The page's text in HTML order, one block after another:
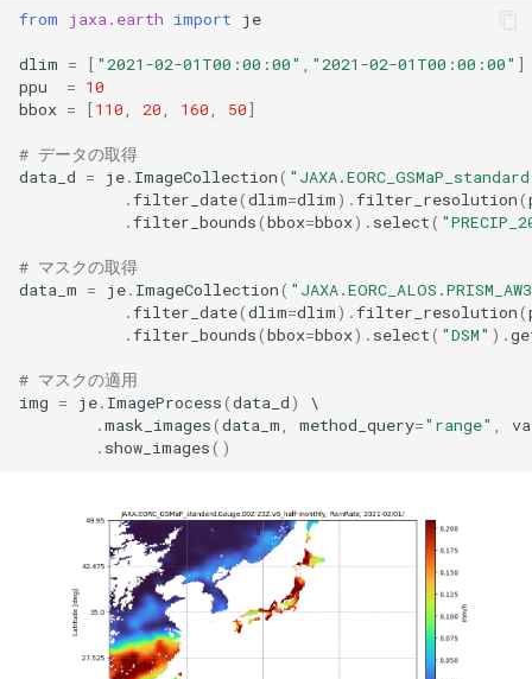
from jaxa.earth import je
dlim = [ "2021-02-01T00:00:00" , "2021-02-01T00:00:00" ]
ppu
= 10
bbox = [110, 20, 160, 50]
# データの取得
data_d = je. ImageCollection(
.filter_date(dlim=dlim) .filter_resolution(
.filter_bounds(bbox=bbox) . select(
# マスクの取得
data_m = je. ImageCollection(
.filter_date(dlim=dlim) .filter_resolution(
.filter_bounds(bbox=bbox) . select( "DSM" ) .
# マスクの適用
img = je. ImageProcess(data_d)
.mask_images(data_m, method_query="range" ,
. show_images()